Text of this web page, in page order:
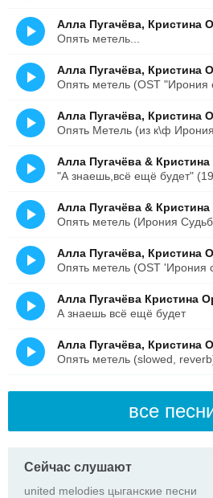
Алла Пугачёва, Кристина
Опять метель...
Алла Пугачёва, Кристина
Алла Пугачёва, Кристина
"А знаешь,всё ещё будет"
Опять метель (Ирония
Алла Пугачёва, Кристина
Алла Пугачёва Кристина
А знаешь всё ещё будет
Алла Пугачёва, Кристина
Опять метель (slowed,
все
Сейчас слушают
united melodies цыганские песни